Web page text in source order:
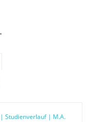
|Studienverlauf | M.A.